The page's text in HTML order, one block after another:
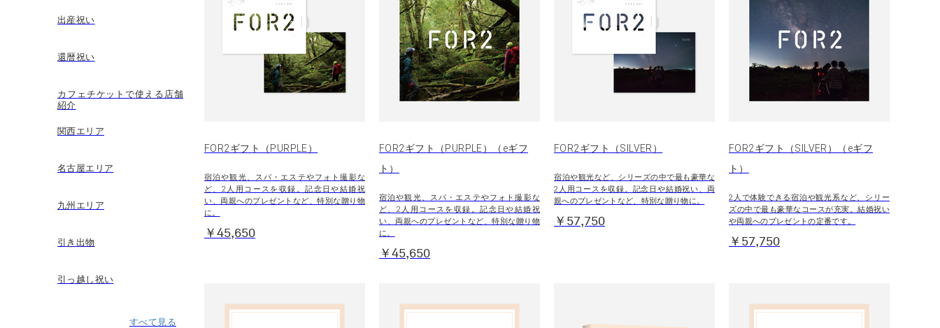
出産祝い
還暦祝い
カフェチケットで使える店舗
紹介
関西エリア
名古屋エリア
九州エリア
引き出物
引っ越し祝い
すべて見る
FOR2ギフト（PURPLE）
宿泊や観光、スパ・エステやフォト撮影な
ど、2人用コースを収録。記念日や結婚祝
い、両親へのプレゼントなど、特別な贈り物
に。
￥45,650
FOR2ギフト（PURPLE）（eギフ
ト）
宿泊や観光、スパ・エステやフォト撮影な
ど、2人用コースを収録。記念日や結婚祝
い、両親へのプレゼントなど、特別な贈り物
に。
￥45,650
FOR2ギフト（SILVER）
宿泊や観光など、シリーズの中で最も豪華な
2人用コースを収録。記念日や結婚祝い、両
親へのプレゼントなど、特別な贈り物に。
￥57,750
FOR2ギフト（SILVER）（eギフ
ト）
2人で体験できる宿泊や観光系など、シリー
ズの中で最も豪華なコースが充実。結婚祝い
や両親へのプレゼントの定番です。
￥57,750